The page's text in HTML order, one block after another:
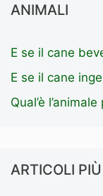
ANIMALI
E se il cane
E se il cane
Qual’è
ARTICOLI